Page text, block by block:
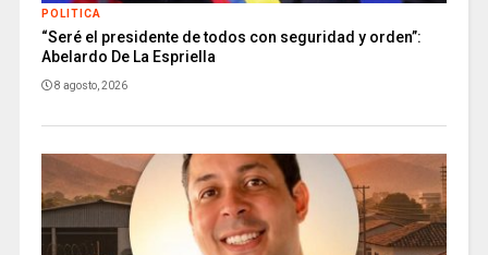
POLITICA
“Seré el presidente de todos con seguridad y orden”:
Abelardo De La Espriella
8 agosto, 2026